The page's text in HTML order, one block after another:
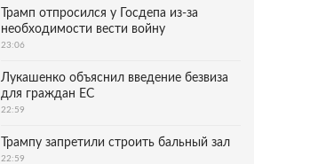
Трамп отпросился у Госдепа из-за
необходимости вести войну
23:06
Лукашенко объяснил введение безвиза
для граждан ЕС
22:59
Трампу запретили строить бальный зал
22:59